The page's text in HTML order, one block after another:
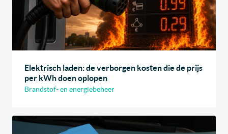
Elektrisch laden: de verborgen kosten die de prijs
per kWh doen oplopen
Brandstof- en energiebeheer